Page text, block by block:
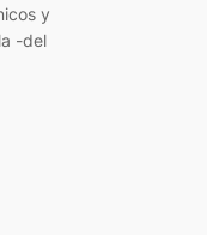
y
-del